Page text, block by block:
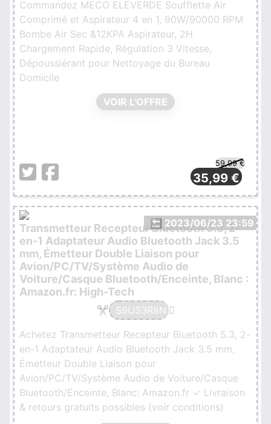
Commandez MECO ELEVERDE Soufflette Air
Comprimé et Aspirateur 4 en 1, 90W/90000 RPM
Bombe Air Sec &12KPA Aspirateur, 2H
Chargement Rapide, Régulation 3 Vitesse,
Dépoussiérant pour Nettoyage du Bureau
Domicile
VOIR L'OFFRE
59,99 €
35,99 €
Transmetteur Recepteur Bluetooth 5.3, 2-
en-1 Adaptateur Audio Bluetooth Jack 3.5
mm, Émetteur Double Liaison pour
Avion/PC/TV/Système Audio de
Voiture/Casque Bluetooth/Enceinte, Blanc :
Amazon.fr: High-Tech
S9US3R8N
Achetez Transmetteur Recepteur Bluetooth 5.3, 2-
en-1 Adaptateur Audio Bluetooth Jack 3.5 mm,
Émetteur Double Liaison pour
Avion/PC/TV/Système Audio de Voiture/Casque
Bluetooth/Enceinte, Blanc: Amazon.fr ✓ Livraison
& retours gratuits possibles (voir conditions)
🔚 2023/06/23 23:59